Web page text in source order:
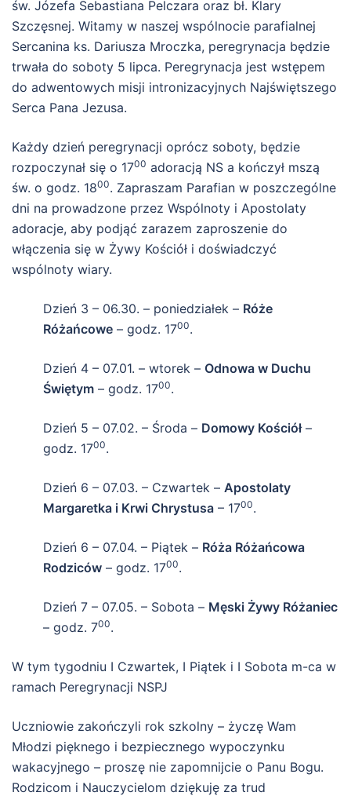
św. Józefa Sebastiana Pelczara oraz bł. Klary
Szczęsnej. Witamy w naszej wspólnocie parafialnej
Sercanina ks. Dariusza Mroczka, peregrynacja będzie
trwała do soboty 5 lipca. Peregrynacja jest wstępem
do adwentowych misji intronizacyjnych Najświętszego
Serca Pana Jezusa.
Każdy dzień peregrynacji oprócz soboty, będzie
rozpoczynał się o 1700 adoracją NS a kończył mszą
św. o godz. 1800. Zapraszam Parafian w poszczególne
dni na prowadzone przez Wspólnoty i Apostolaty
adoracje, aby podjąć zarazem zaproszenie do
włączenia się w Żywy Kościół i doświadczyć
wspólnoty wiary.
Dzień 3 – 06.30. – poniedziałek – Róże
Różańcowe – godz. 1700.
Dzień 4 – 07.01. – wtorek – Odnowa w Duchu
Świętym – godz. 1700.
Dzień 5 – 07.02. – Środa – Domowy Kościół–
godz. 1700.
Dzień 6 – 07.03. – Czwartek – Apostolaty
Margaretka i Krwi Chrystusa – 1700.
Dzień 6 – 07.04. – Piątek – Róża Różańcowa
Rodziców – godz. 1700.
Dzień 7 – 07.05. – Sobota – Męski Żywy Różaniec
– godz. 700.
W tym tygodniu I Czwartek, I Piątek i I Sobota m-ca w
ramach Peregrynacji NSPJ
Uczniowie zakończyli rok szkolny – życzę Wam
Młodzi pięknego i bezpiecznego wypoczynku
wakacyjnego – proszę nie zapomnijcie o Panu Bogu.
Rodzicom i Nauczycielom dziękuję za trud